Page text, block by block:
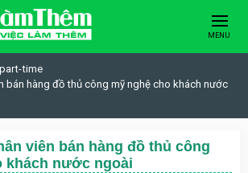
MENU
time
bán hàng đồ thủ công mỹ nghệ cho khách nước
viên bán hàng đồ thủ công
khách nước ngoài